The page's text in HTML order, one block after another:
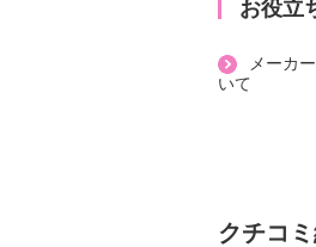
ボリュー
ことで、
お役立
メーカ
いて
クチコ